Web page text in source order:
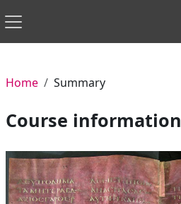
Side panel
Home Summary
Course information